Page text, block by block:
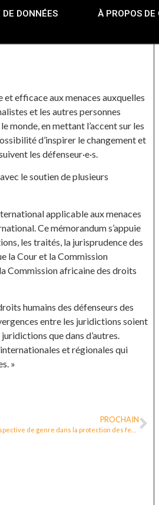
DE DONNÉES À PROPOS DE
efficace aux menaces auxquelles
et les autres personnes
monde, en mettant l’accent sur les
d’inspirer le changement et
les défenseur·e·s.
le soutien de plusieurs
applicable aux menaces
Ce mémorandum s’appuie
les traités, la jurisprudence des
la Cour et la Commission
Commission africaine des droits
humains des défenseurs des
entre les juridictions soient
que dans d’autres.
et régionales qui
»
PROCHAIN